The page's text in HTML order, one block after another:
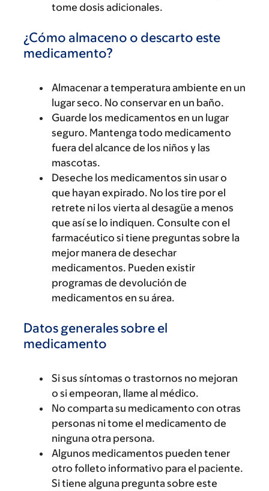
tome dosis adicionales.
¿Cómo almaceno o descarto este
medicamento?
Almacenar a temperatura ambiente en un
lugar seco. No conservar en un baño.
Guarde los medicamentos en un lugar
seguro. Mantenga todo medicamento
fuera del alcance de los niños y las
mascotas.
Deseche los medicamentos sin usar o
que hayan expirado. No los tire por el
retrete ni los vierta al desagüe a menos
que así se lo indiquen. Consulte con el
farmacéutico si tiene preguntas sobre la
mejor manera de desechar
medicamentos. Pueden existir
programas de devolución de
medicamentos en su área.
Datos generales sobre el
medicamento
Si sus síntomas o trastornos no mejoran
o si empeoran, llame al médico.
No comparta su medicamento con otras
personas ni tome el medicamento de
ninguna otra persona.
Algunos medicamentos pueden tener
otro folleto informativo para el paciente.
Si tiene alguna pregunta sobre este